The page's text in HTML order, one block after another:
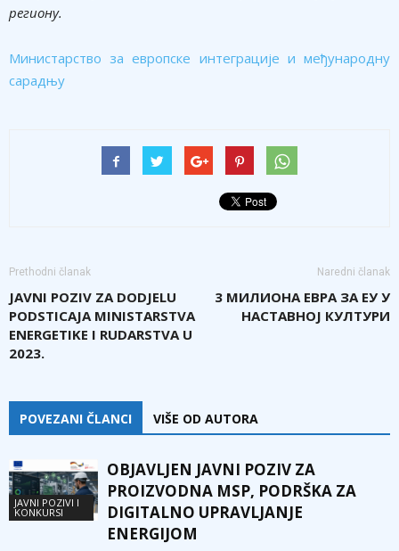
региону.
Министарство за европске интеграције и међународну
сарадњу
Prethodni članak
JAVNI POZIV ZA DODJELU
PODSTICAJA MINISTARSTVA
ENERGETIKE I RUDARSTVA U
2023.
Naredni članak
3 МИЛИОНА ЕВРА ЗА ЕУ У
НАСТАВНОЈ КУЛТУРИ
POVEZANI ČLANCI VIŠE OD AUTORA
JAVNI POZIVI I
KONKURSI
OBJAVLJEN JAVNI POZIV ZA
PROIZVODNA MSP, PODRŠKA ZA
DIGITALNO UPRAVLJANJE
ENERGIJOM